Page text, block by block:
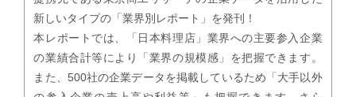
新しいタイプの「業界別レポート」を発刊！
本レポートでは、「日本料理店」業界への主要参入企業
の業績合計等により「業界の規模感」を把握できます。
また、500社の企業データを掲載しているため「大手以外